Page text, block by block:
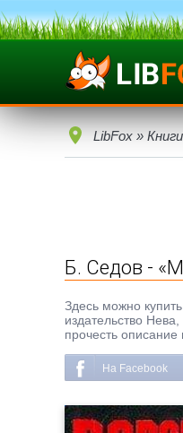
LibFox » Книги
Б. Седов -
Здесь можно
издательство
прочесть описание
На Facebook